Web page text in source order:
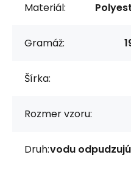
Materiál:
Gramáž:
Šírka:
Rozmer vzoru:
Druh:vodu